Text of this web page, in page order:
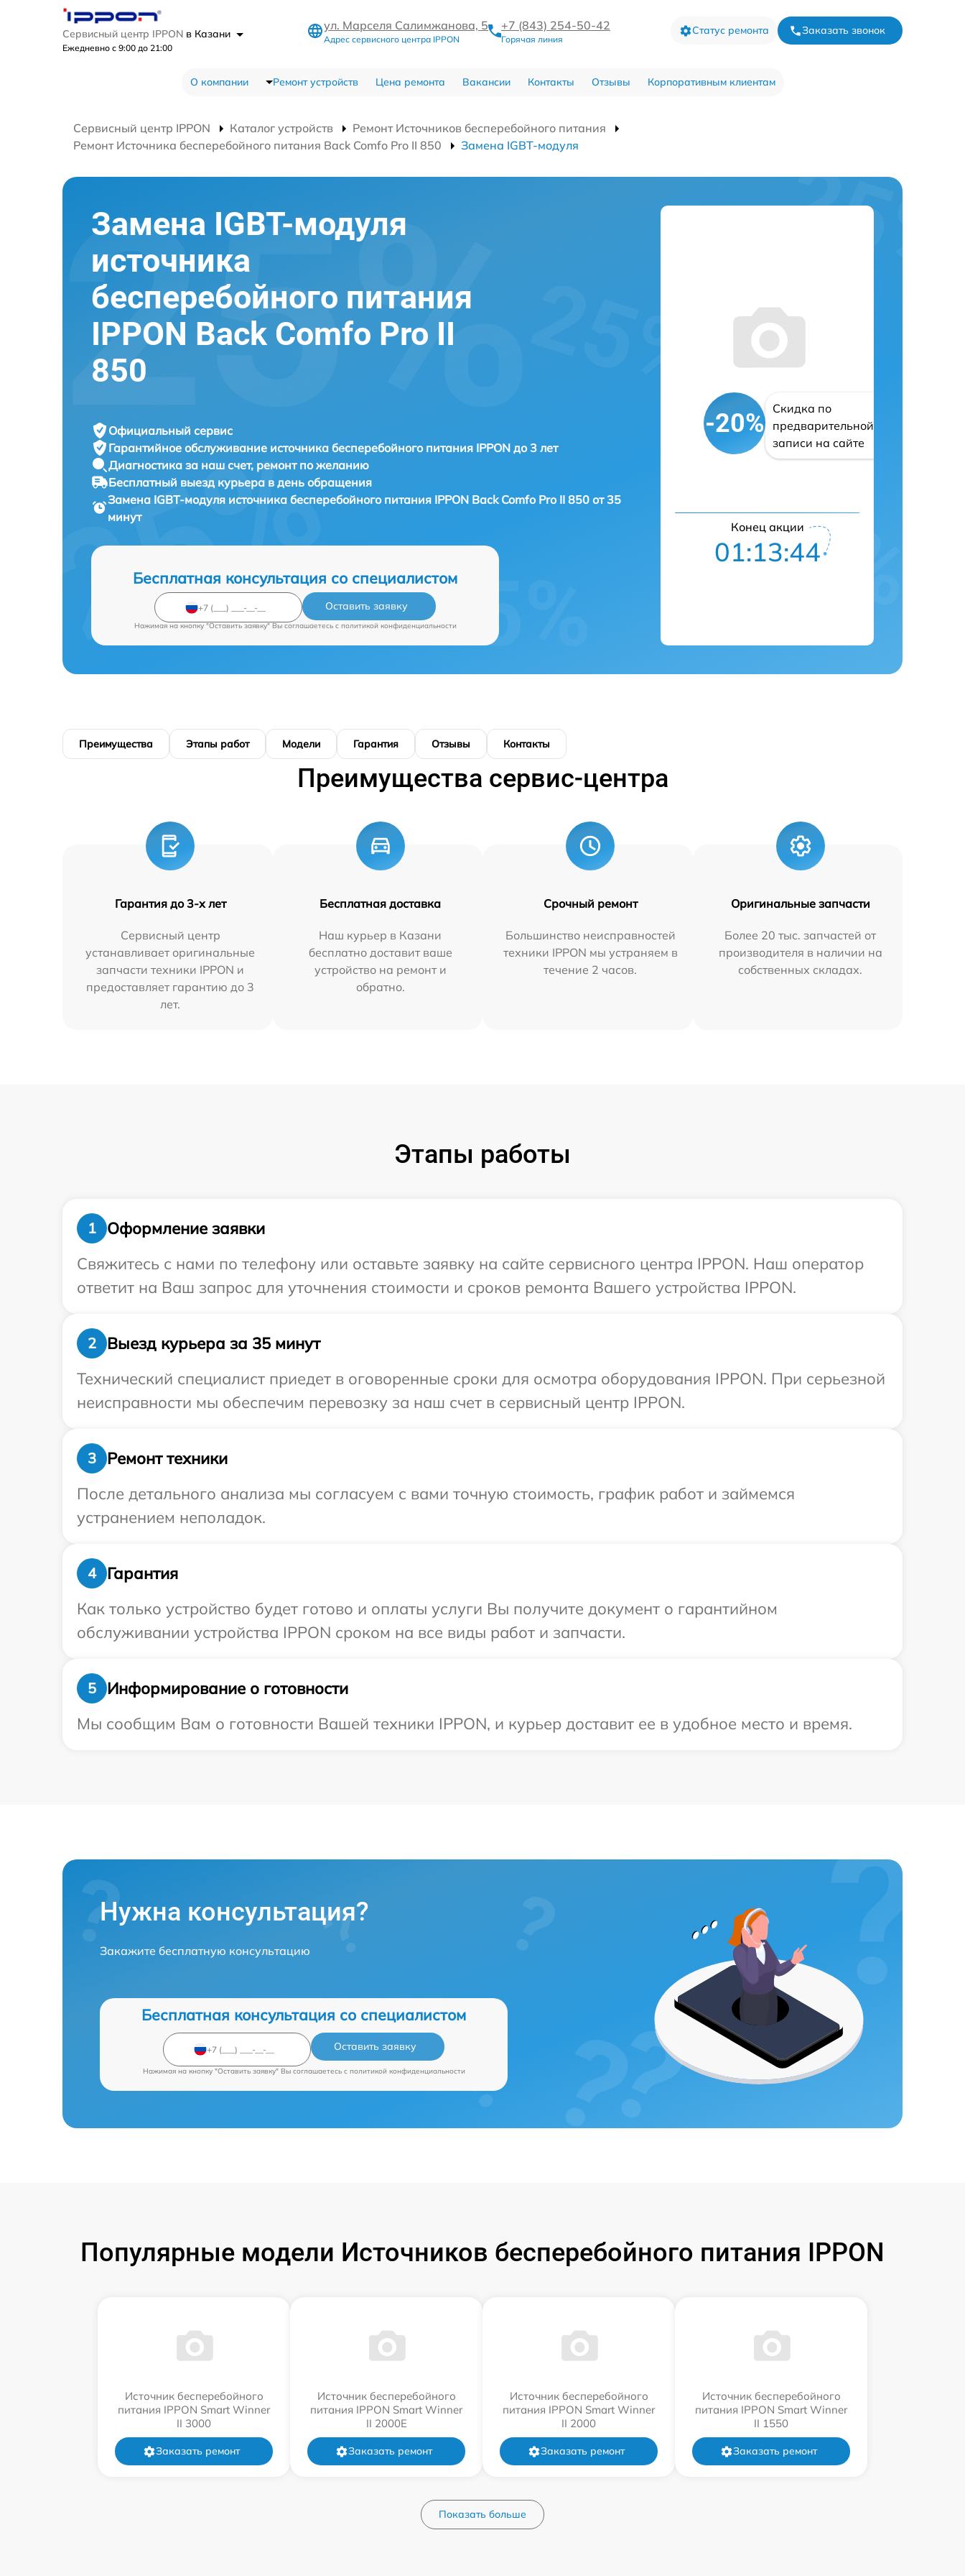
Сервисный центр IPPON в Казани
Ежедневно с 9:00 до 21:00
ул. Марселя Салимжанова, 5
Адрес сервисного центра IPPON
+7 (843) 254-50-42
Горячая линия
Статус ремонта Заказать звонок
О компании Ремонт устройств Цена ремонта Вакансии Контакты Отзывы Корпоративным клиентам
Сервисный центр IPPON Каталог устройств
Ремонт Источников бесперебойного питания
Ремонт Источника бесперебойного питания Back Comfo Pro II 850
Замена IGBT-модуля
Замена IGBT-модуля
источника
бесперебойного питания
IPPON Back Comfo Pro II
850
Официальный сервис
Гарантийное обслуживание источника бесперебойного питания IPPON до 3 лет
Диагностика за наш счет, ремонт по желанию
Бесплатный выезд курьера в день обращения
Замена IGBT-модуля источника бесперебойного питания IPPON Back Comfo Pro II 850 от 35
минут
Бесплатная консультация со специалистом
Оставить заявку
Нажимая на кнопку "Оставить заявку" Вы соглашаетесь c политикой конфиденциальности
-20%
Скидка по
предварительной
записи на сайте
Конец акции
01:13:43
Преимущества Этапы работ Модели Гарантия Отзывы Контакты
Преимущества сервис-центра
Гарантия до 3-х лет
Сервисный центр
устанавливает оригинальные
запчасти техники IPPON и
предоставляет гарантию до 3
лет.
Бесплатная доставка
Наш курьер в Казани
бесплатно доставит ваше
устройство на ремонт и
обратно.
Срочный ремонт
Большинство неисправностей
техники IPPON мы устраняем в
течение 2 часов.
Оригинальные запчасти
Более 20 тыс. запчастей от
производителя в наличии на
собственных складах.
Этапы работы
1
Оформление заявки
Свяжитесь с нами по телефону или оставьте заявку на сайте сервисного центра IPPON. Наш оператор
ответит на Ваш запрос для уточнения стоимости и сроков ремонта Вашего устройства IPPON.
2
Выезд курьера за 35 минут
Технический специалист приедет в оговоренные сроки для осмотра оборудования IPPON. При серьезной
неисправности мы обеспечим перевозку за наш счет в сервисный центр IPPON.
3
Ремонт техники
После детального анализа мы согласуем с вами точную стоимость, график работ и займемся
устранением неполадок.
4
Гарантия
Как только устройство будет готово и оплаты услуги Вы получите документ о гарантийном
обслуживании устройства IPPON сроком на все виды работ и запчасти.
5
Информирование о готовности
Мы сообщим Вам о готовности Вашей техники IPPON, и курьер доставит ее в удобное место и время.
Нужна консультация?
Закажите бесплатную консультацию
Бесплатная консультация со специалистом
Оставить заявку
Нажимая на кнопку "Оставить заявку" Вы соглашаетесь c политикой конфиденциальности
Популярные модели Источников бесперебойного питания IPPON
Источник бесперебойного
питания IPPON Smart Winner
II 3000
Заказать ремонт
Источник бесперебойного
питания IPPON Smart Winner
II 2000E
Заказать ремонт
Источник бесперебойного
питания IPPON Smart Winner
II 2000
Заказать ремонт
Источник бесперебойного
питания IPPON Smart Winner
II 1550
Заказать ремонт
Показать больше